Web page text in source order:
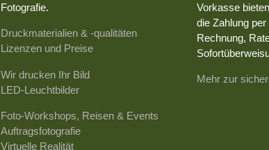
Fotografie.
Druckmaterialien & -qualitäten
Lizenzen und Preise
Wir drucken Ihr Bild
LED-Leuchtbilder
Foto-Workshops, Reisen & Events
Auftragsfotografie
Virtuelle Realität
Vorkasse
die Zahlung
Rechnung,
Mehr zur